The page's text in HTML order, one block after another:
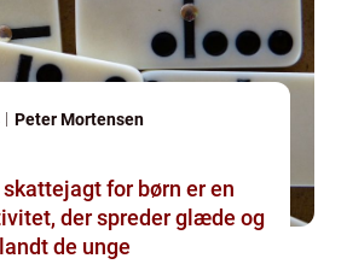
Peter Mortensen
for børn er en
der spreder glæde og
de unge